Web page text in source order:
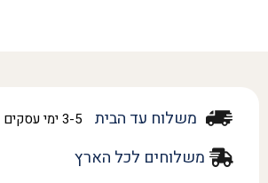
משלוח עד הבית 3-5 ימי עסקים - ₪39
משלוחים לכל הארץ